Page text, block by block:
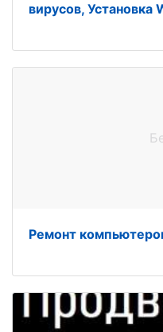
вирусов, Установка
Ремонт